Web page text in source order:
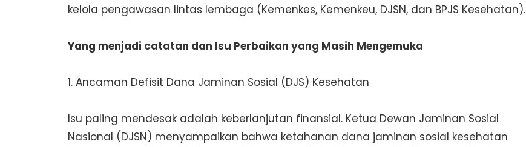
kelola pengawasan lintas lembaga (Kemenkes, Kemenkeu, DJSN, dan BPJS Kesehatan).
Yang menjadi catatan dan Isu Perbaikan yang Masih Mengemuka
1. Ancaman Defisit Dana Jaminan Sosial (DJS) Kesehatan
Isu paling mendesak adalah keberlanjutan finansial. Ketua Dewan Jaminan Sosial
Nasional (DJSN) menyampaikan bahwa ketahanan dana jaminan sosial kesehatan